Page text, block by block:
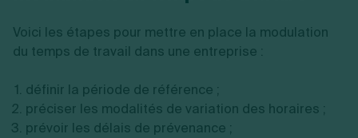
Voici les étapes pour mettre en place la modulation
du temps de travail dans une entreprise :
définir la période de référence ;
préciser les modalités de variation des horaires ;
prévoir les délais de prévenance ;